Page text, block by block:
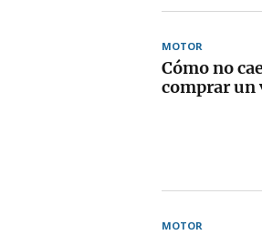
MOTOR
Cómo no
comprar un
MOTOR